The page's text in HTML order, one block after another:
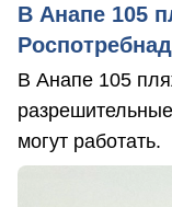
В Анапе 105
В Анапе 105
могут работать.